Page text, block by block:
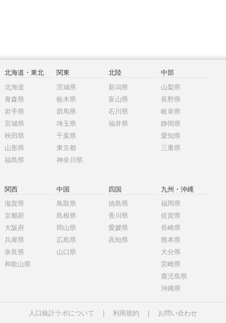
北海道・東北
北海道
青森県
岩手県
宮城県
秋田県
山形県
福島県
関東
茨城県
栃木県
群馬県
埼玉県
千葉県
東京都
神奈川県
北陸
新潟県
富山県
石川県
福井県
中部
山梨県
長野県
岐阜県
静岡県
愛知県
三重県
関西
滋賀県
京都府
大阪府
兵庫県
奈良県
和歌山県
中国
鳥取県
島根県
岡山県
広島県
山口県
四国
徳島県
香川県
愛媛県
高知県
九州・沖縄
福岡県
佐賀県
長崎県
熊本県
大分県
宮崎県
鹿児島県
沖縄県
人口統計ラボについて 利用規約 お問い合わせ